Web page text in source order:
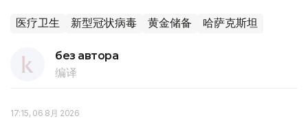
医疗卫生 新型冠状病毒 黄金储备 哈萨克斯坦
без автора
编译
17:15, 06 8月 2026